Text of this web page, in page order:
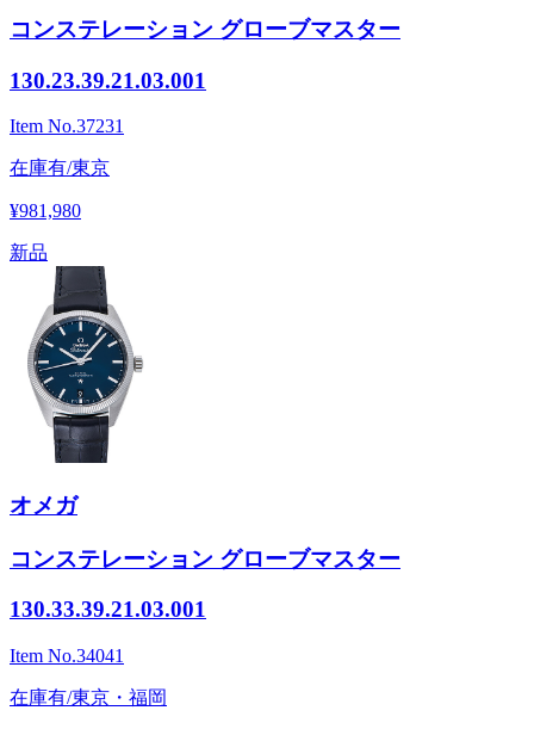
コンステレーション グローブマスター
130.23.39.21.03.001
Item No.37231
在庫有/東京
¥981,980
新品
オメガ
コンステレーション グローブマスター
130.33.39.21.03.001
Item No.34041
在庫有/東京・福岡